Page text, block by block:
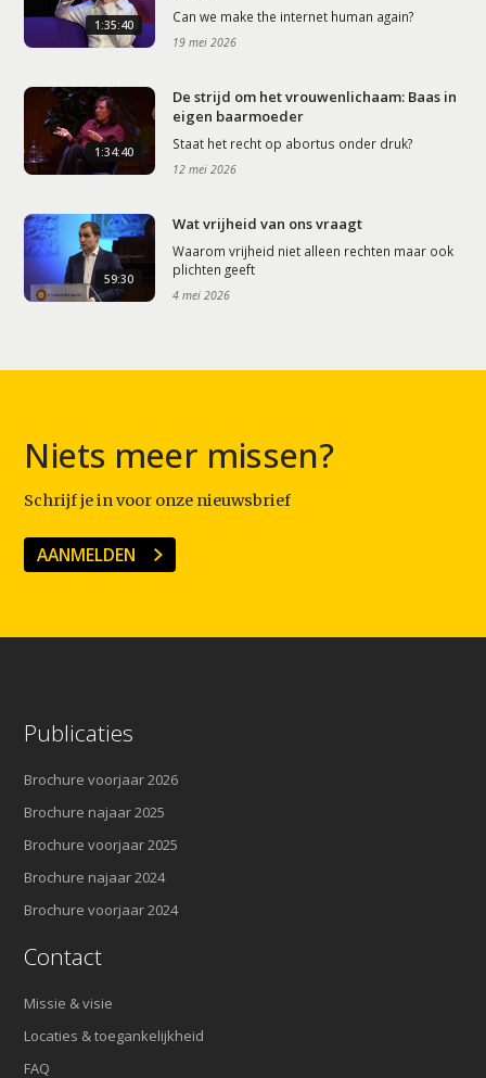
1:35:40 Can we make the internet human again?
19 mei 2026
1:34:40
De strijd om het vrouwenlichaam: Baas in
eigen baarmoeder
Staat het recht op abortus onder druk?
12 mei 2026
59:30
Wat vrijheid van ons vraagt
Waarom vrijheid niet alleen rechten maar ook
plichten geeft
4 mei 2026
Niets meer missen?
Schrijf je in voor onze nieuwsbrief
AANMELDEN
Publicaties
Brochure voorjaar 2026
Brochure najaar 2025
Brochure voorjaar 2025
Brochure najaar 2024
Brochure voorjaar 2024
Contact
Missie & visie
Locaties & toegankelijkheid
FAQ